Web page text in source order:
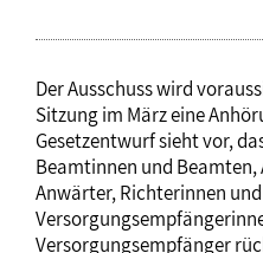
Der Ausschuss wird
Sitzung im März eine
Gesetzentwurf sieht vor,
Beamtinnen und
Anwärter, Richterinnen
Versorgungsempfänger